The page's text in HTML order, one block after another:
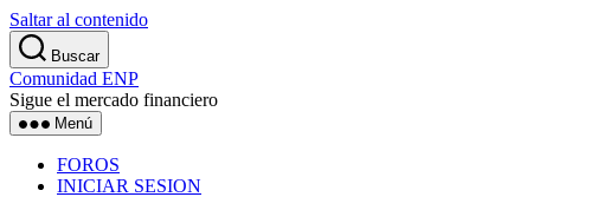
Saltar al contenido
Buscar
Comunidad ENP
Sigue el mercado financiero
Menú
FOROS
INICIAR SESION